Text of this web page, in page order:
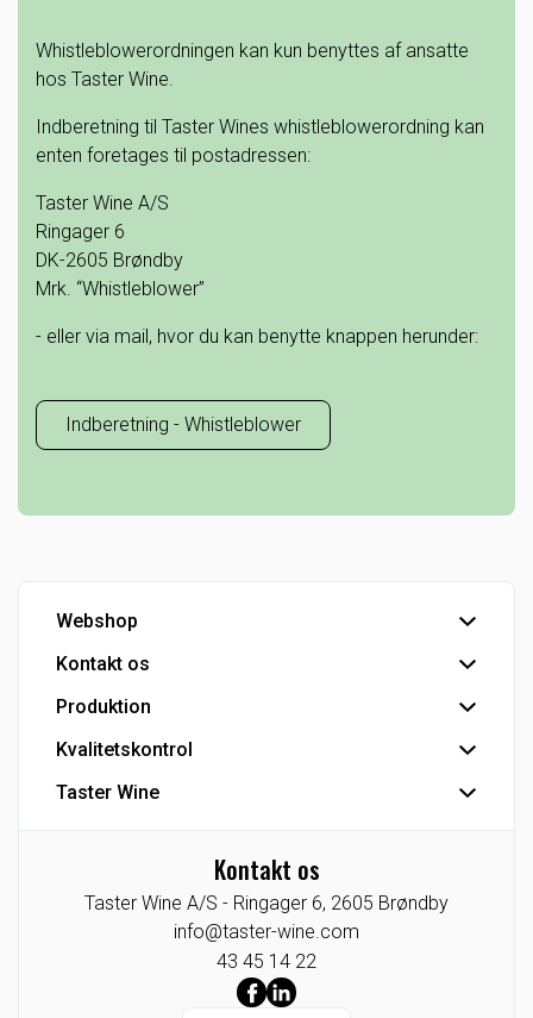
Whistleblowerordningen kan kun benyttes af ansatte
hos Taster Wine.
Indberetning til Taster Wines whistleblowerordning kan
enten foretages til postadressen:
Taster Wine A/S
Ringager 6
DK-2605 Brøndby
Mrk. “Whistleblower”
- eller via mail, hvor du kan benytte knappen herunder:
Indberetning - Whistleblower
Webshop
Handelsbetingelser
Hovedlager
Kontakt os
Hovedkontor
Kundeservice
Detail - Vinkonsulenter
Industri
Tysklandsafdeling
Produktion
Tapperi
Industriprodukter
Kvalitetskontrol
IFS Food-certificering
Taster Wine
Agenturer/Eneforhandlinger
Indkøb
Taster Wine portefølje
Kontakt os
Taster Wine A/S - Ringager 6, 2605 Brøndby
info@taster-wine.com
43 45 14 22